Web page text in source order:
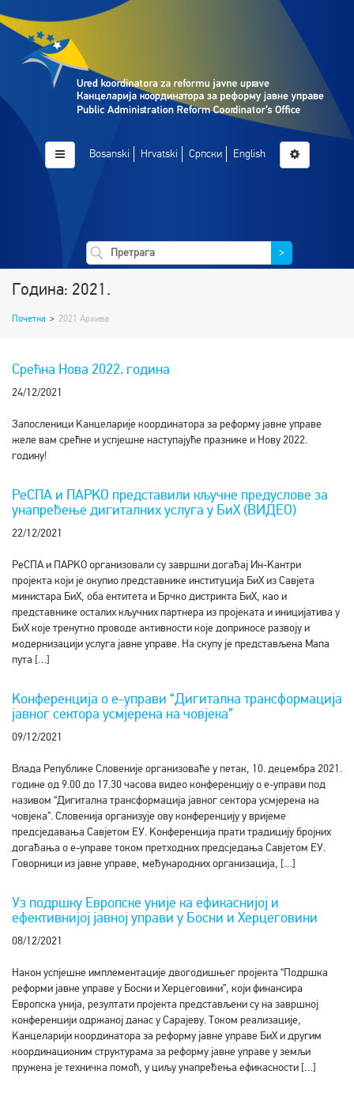
Bosanski Hrvatski Српски English
>
Година: 2021.
Почетна > 2021 Архива
Срећна Нова 2022. година
24/12/2021
Запосленици Kанцеларије координатора за реформу јавне управе
желе вам срећне и успјешне наступајуће празнике и Нову 2022.
годину!
РеСПА и ПАРKО представили кључне предуслове за
унапређење дигиталних услуга у БиХ (ВИДЕО)
22/12/2021
РеСПА и ПАРKО организовали су завршни догађај Ин-Kантри
пројекта који је окупио представнике институција БиХ из Савјета
министара БиХ, оба ентитета и Брчко дистрикта БиХ, као и
представнике осталих кључних партнера из пројеката и иницијатива у
БиХ које тренутно проводе активности које доприносе развоју и
модернизацији услуга јавне управе. На скупу је представљена Мапа
пута […]
Kонференција о е-управи “Дигитална трансформација
јавног сектора усмјерена на човјека”
09/12/2021
Влада Републике Словеније организоваће у петак, 10. децембра 2021.
године од 9.00 до 17.30 часова видео конференцију о е-управи под
називом “Дигитална трансформација јавног сектора усмјерена на
човјека”. Словенија организује ову конференцију у вријеме
предсједавања Савјетом ЕУ. Kонференција прати традицију бројних
догађања о е-управе током претходних предсједања Савјетом ЕУ.
Говорници из јавне управе, међународних организација, […]
Уз подршку Европске уније ка ефикаснијој и
ефективнијој јавној управи у Босни и Херцеговини
08/12/2021
Након успјешне имплементације двогодишњег пројекта “Подршка
реформи јавне управе у Босни и Херцеговини”, који финансира
Европска унија, резултати пројекта представљени су на завршној
конференцији одржаној данас у Сарајеву. Током реализације,
Kанцеларији координатора за реформу јавне управе БиХ и другим
координационим структурама за реформу јавне управе у земљи
пружена је техничка помоћ, у циљу унапређења ефикасности […]